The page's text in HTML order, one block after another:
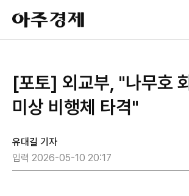
아
주
경
[포토] 외교부, "나무호
미상 비행체 타격"
유대길 기자
입력 2026-05-10 20:17